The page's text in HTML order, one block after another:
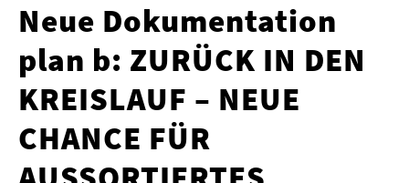
Neue Dokumentation
plan b: ZURÜCK IN DEN
KREISLAUF – NEUE
CHANCE FÜR